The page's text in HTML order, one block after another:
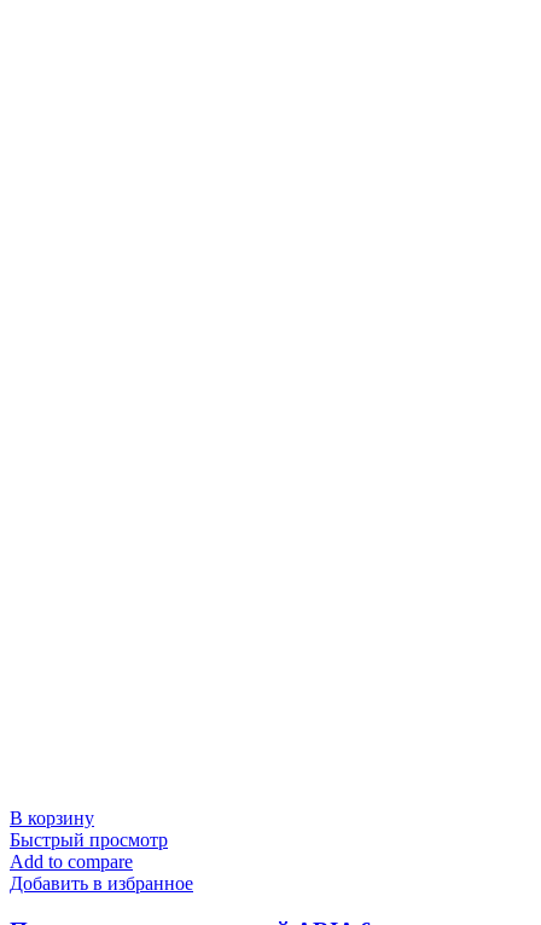
В корзину
Быстрый просмотр
Add to compare
Добавить в избранное